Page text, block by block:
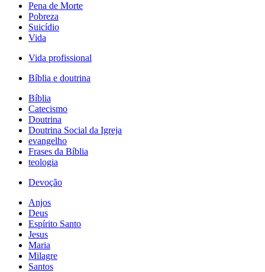
Pena de Morte
Pobreza
Suicídio
Vida
Vida profissional
Bíblia e doutrina
Bíblia
Catecismo
Doutrina
Doutrina Social da Igreja
evangelho
Frases da Bíblia
teologia
Devoção
Anjos
Deus
Espírito Santo
Jesus
Maria
Milagre
Santos